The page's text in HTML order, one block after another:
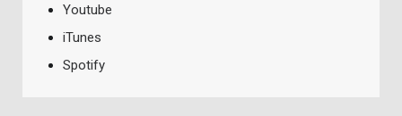
Youtube
iTunes
Spotify